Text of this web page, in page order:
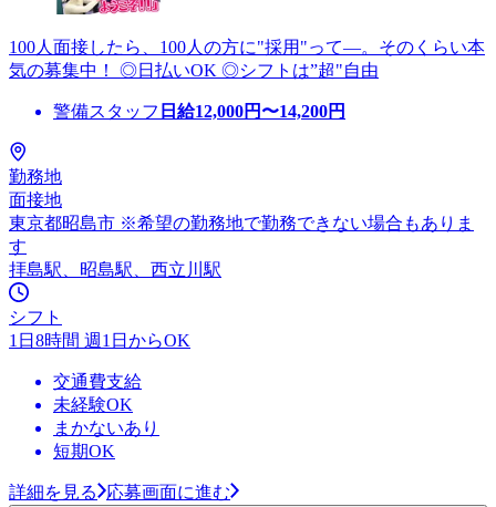
100人面接したら、100人の方に"採用"って―。そのくらい本
気の募集中！ ◎日払いOK ◎シフトは”超"自由
警備スタッフ 日給12,000円〜14,200円
勤務地
面接地
東京都昭島市 ※希望の勤務地で勤務できない場合もありま
す
拝島駅、昭島駅、西立川駅
シフト
1日8時間 週1日からOK
交通費支給
未経験OK
まかないあり
短期OK
詳細を見る 応募画面に進む